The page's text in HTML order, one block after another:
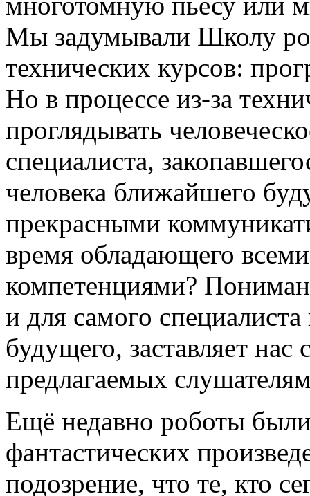
Мы задумывали Школу
технических курсов:
Но в процессе из-за
проглядывать
специалиста,
человека ближайшего
прекрасными
время обладающего
компетенциями?
и для самого
будущего, заставляет
предлагаемых
Ещё недавно роботы
фантастических
подозрение, что те, кто